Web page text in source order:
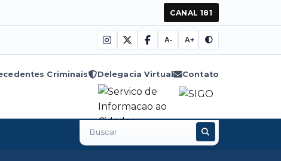
CANAL 181
A- A+
Criminais Delegacia Virtual Contato
Buscar
no